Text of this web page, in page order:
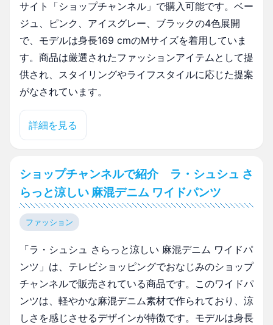
サイト「ショップチャンネル」で購入可能です。ベー
ジュ、ピンク、アイスグレー、ブラックの4色展開
で、モデルは身長169 cmのMサイズを着用していま
す。商品は厳選されたファッションアイテムとして提
供され、スタイリングやライフスタイルに応じた提案
がなされています。
詳細を見る
ショップチャンネルで紹介 ラ・シュシュ さ
らっと涼しい 麻混デニム ワイドパンツ
ファッション
「ラ・シュシュ さらっと涼しい 麻混デニム ワイドパ
ンツ」は、テレビショッピングでおなじみのショップ
チャンネルで販売されている商品です。このワイドパ
ンツは、軽やかな麻混デニム素材で作られており、涼
しさを感じさせるデザインが特徴です。モデルは身長